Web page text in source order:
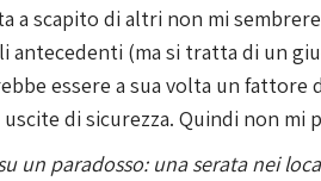
a scapito di altri non mi
antecedenti (ma si tratta di un
essere a sua volta un fattore
di sicurezza. Quindi non
un paradosso: una serata nei